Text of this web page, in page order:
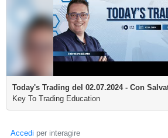
Today's Trading del 02.07.2024 - Con
Key To Trading Education
Accedi per interagire